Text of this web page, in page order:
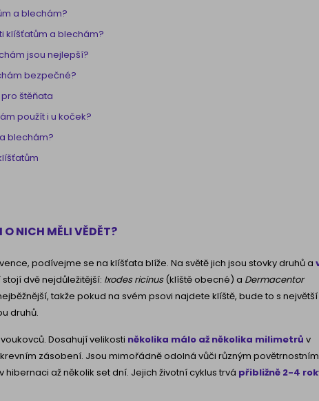
a blechám?
klíšťatům a blechám?
jsou nejlepší?
bezpečné?
štěňata
použít i u koček?
blechám?
NICH MĚLI VĚDĚT?
podívejme se na klíšťata blíže. Na světě jich jsou stovky druhů a
dvě nejdůležitější: Ixodes ricinus(klíště obecné) a Dermacentor
takže pokud na svém psovi najdete klíště, bude to s největší
druhů.
Dosahují velikosti několika málo až několika milimetrů v
zásobení. Jsou mimořádně odolná vůči různým povětrnostním
až několik set dní. Jejich životní cyklus trvá přibližně 2-4